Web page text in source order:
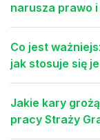
narusza prawo
Co jest
jak stosuje się
Jakie kary
pracy Straży